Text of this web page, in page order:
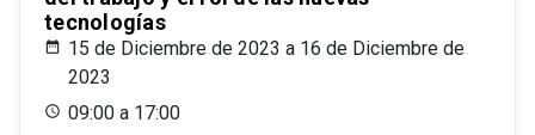
tecnologías
15 de Diciembre de 2023 a 16 de Diciembre de
2023
09:00 a 17:00